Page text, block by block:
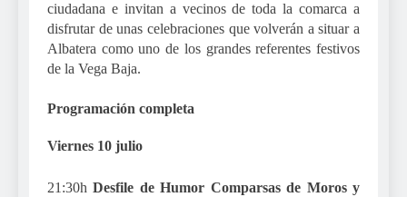
ciudadana e invitan a vecinos de toda la comarca a
disfrutar de unas celebraciones que volverán a situar a
Albatera como uno de los grandes referentes festivos
de la Vega Baja.
Programación completa
Viernes 10 julio
21:30hDesfile de Humor Comparsas de Moros y